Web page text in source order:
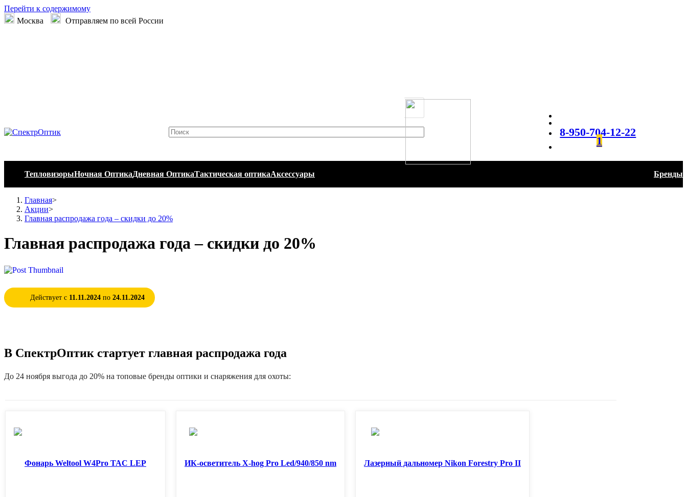
Перейти к содержимому
Москва
Отправляем по всей России
8-950-704-12-22
1
ТепловизорыНочная ОптикаДневная ОптикаТактическая оптикаАксессуары Бренды
Главная>
Акции>
Главная распродажа года – скидки до 20%
Главная распродажа года – скидки до 20%
Действует с 11.11.2024 по 24.11.2024
В СпектрОптик стартует главная распродажа года
До 24 ноября выгода до 20% на топовые бренды оптики и снаряжения для охоты:
Фонарь Weltool W4Pro TAC LEP ИК-осветитель X-hog Pro Led/940/850 nm Лазерный дальномер Nikon Forestry Pro II